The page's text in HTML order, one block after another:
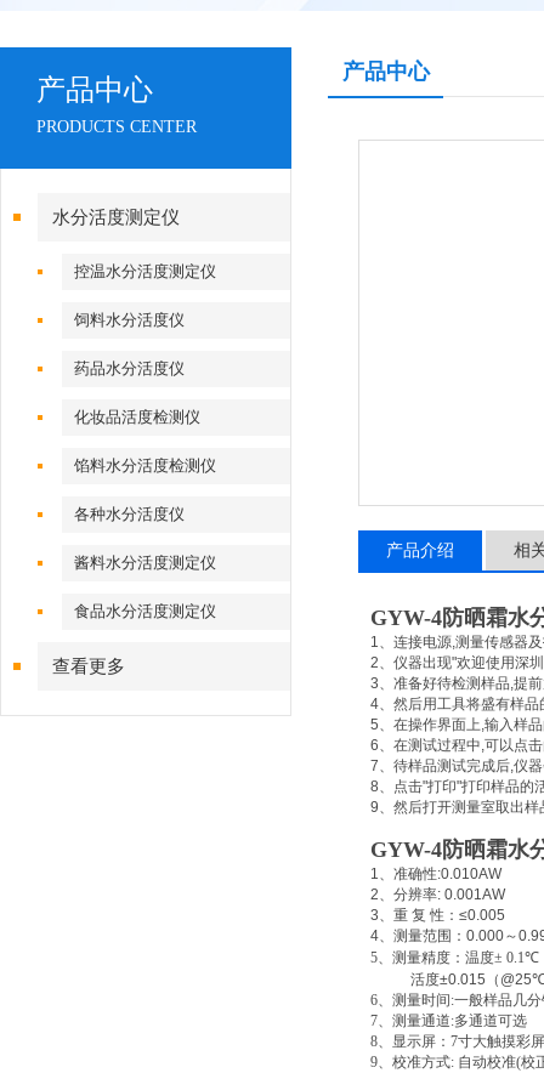
产品中心
PRODUCTS CENTER
水分活度测定仪
控温水分活度测定仪
饲料水分活度仪
药品水分活度仪
化妆品活度检测仪
馅料水分活度检测仪
各种水分活度仪
酱料水分活度测定仪
食品水分活度测定仪
查看更多
产品中心
产品介绍 相
GYW-4防晒霜水
1、连接电源,测量传感器
2、仪器出现"欢迎使用深
3、准备好待检测样品,提
4、然后用工具将盛有样
5、在操作界面上,输入样
6、在测试过程中,可以点
7、待样品测试完成后,仪
8、点击"打印"打印样品的
9、然后打开测量室取出
GYW-4防晒霜水
1、准确性:0.010AW
2、分辨率: 0.001AW
3、重 复 性： ≤0.005
4、测量范围： 0.000～
5、测量精度：温度± 0.1℃
活度±0.015 （ @25
6、测量时间 :一般样品几
7、测量通道:多通道可选
8、显示屏： 7寸大触摸彩屏
9、校准方式: 自动校准(校